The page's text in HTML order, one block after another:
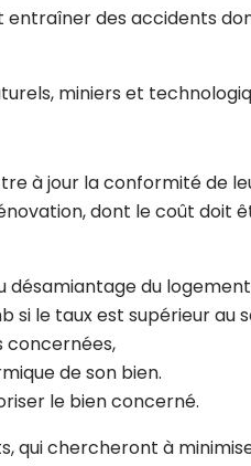
des accidents
miniers et
à jour la conformité de
dont le coût doit
désamiantage du
le taux est supérieur au
concernées,
de son bien.
le bien concerné.
qui chercheront à